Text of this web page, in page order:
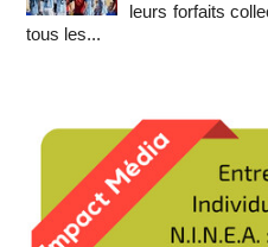
leurs forfaits
tous les...